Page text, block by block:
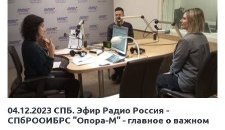
04.12.2023 СПБ. Эфир Радио Россия -
СПбРООИБРС "Опора-М" - главное о важном